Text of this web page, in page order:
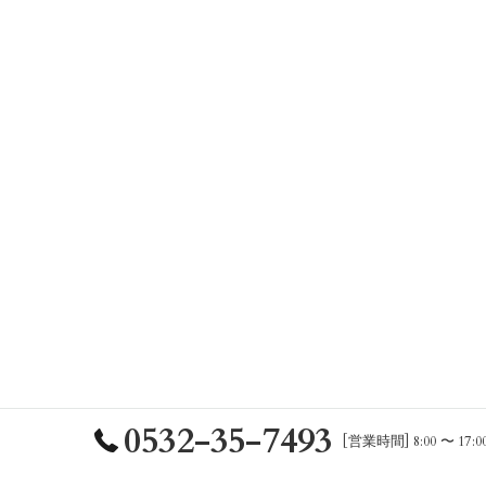
0532-35-7493 [営業時間] 8:00 〜